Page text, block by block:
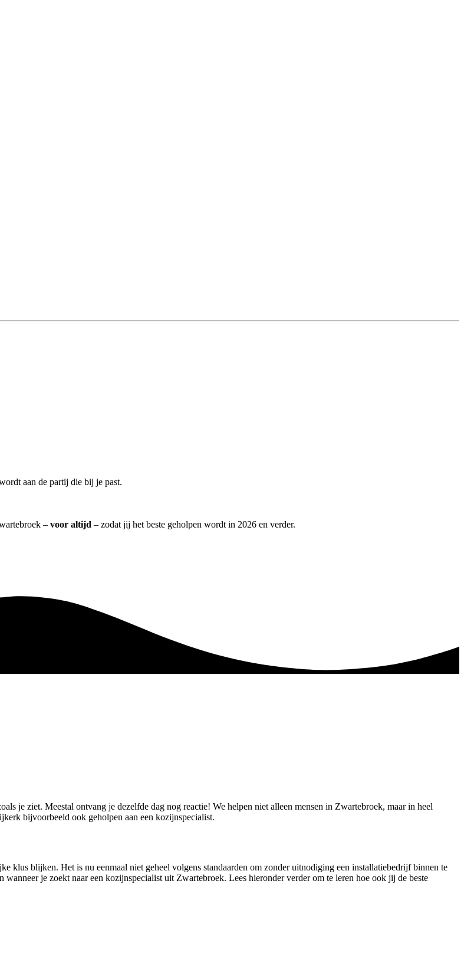
aan de partij die bij je past.
– voor altijd – zodat jij het beste geholpen wordt in 2026 en verder.
je ziet. Meestal ontvang je dezelfde dag nog reactie! We helpen niet alleen mensen in Zwartebroek, maar in heel
bijvoorbeeld ook geholpen aan een kozijnspecialist.
klus blijken. Het is nu eenmaal niet geheel volgens standaarden om zonder uitnodiging een installatiebedrijf binnen te
je zoekt naar een kozijnspecialist uit Zwartebroek. Lees hieronder verder om te leren hoe ook jij de beste